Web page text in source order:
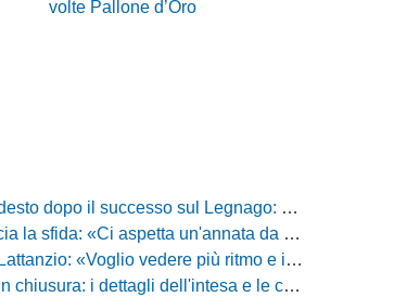
volte Pallone d’Oro
sul Legnago: "Buona tenuta nervosa, ma dobbiamo migliorare"
un'annata da protagonisti in B, ma qui nessuno ha il posto fisso»
più ritmo e intensità, dobbiamo lasciare tutto sul campo»
i dettagli dell'intesa e le cifre dell'operazione